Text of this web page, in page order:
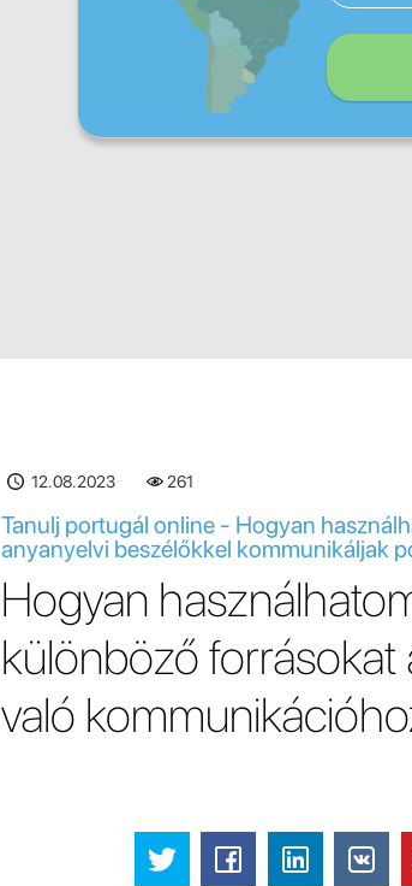
12.08.2023 261
Tanulj portugál online - Hogyan
anyanyelvi beszélőkkel kommunikáljak
Hogyan
különböző forrásokat
való